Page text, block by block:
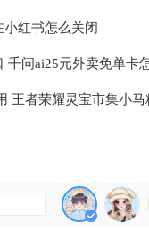
小红书怎么关闭
千问ai25元外卖免单卡